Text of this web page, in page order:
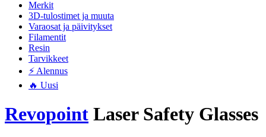
Merkit
3D-tulostimet ja muuta
Varaosat ja päivitykset
Filamentit
Resin
Tarvikkeet
⚡ Alennus
🔥 Uusi
Revopoint Laser Safety Glasses